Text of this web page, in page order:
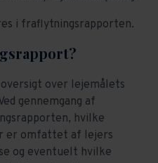
i fraflytningsrapporten.
over lejemålets
gennemgang af
hvilke
er omfattet af lejers
og eventuelt hvilke